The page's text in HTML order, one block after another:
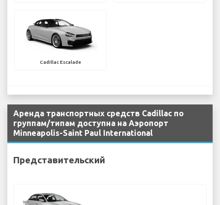
Cadillac Escalade
Аренда транспортных средств Cadillac по
группам/типам доступна на Аэропорт
Minneapolis-Saint Paul International
Представительский